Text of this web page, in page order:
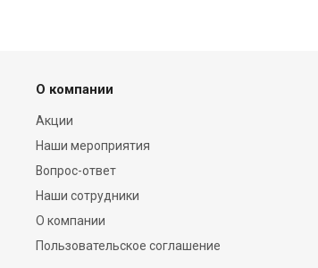
О компании
Акции
Наши мероприятия
Вопрос-ответ
Наши сотрудники
О компании
Пользовательское соглашение